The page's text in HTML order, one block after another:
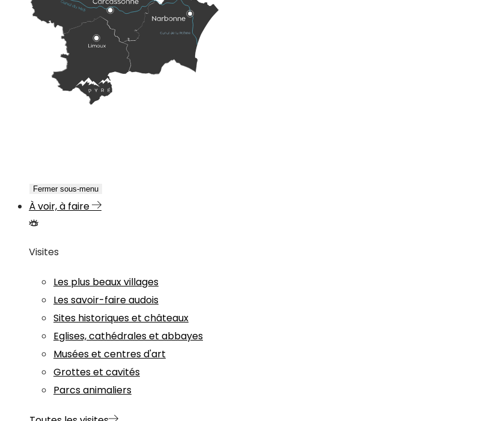
Fermer sous-menu
À voir, à faire
Visites
Les plus beaux villages
Les savoir-faire audois
Sites historiques et châteaux
Eglises, cathédrales et abbayes
Musées et centres d'art
Grottes et cavités
Parcs animaliers